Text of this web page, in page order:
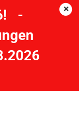
-
10mm 8kg